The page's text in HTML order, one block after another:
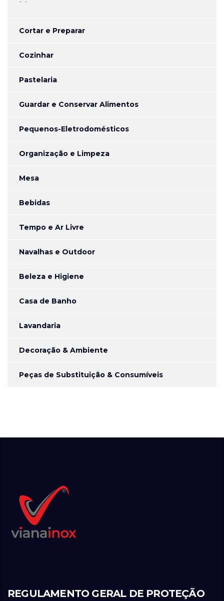
Cortar e Preparar
Cozinhar
Pastelaria
Guardar e Conservar Alimentos
Pequenos-Eletrodomésticos
Organização e Limpeza
Mesa
Bebidas
Tempo e Ar Livre
Navalhas e Outdoor
Beleza e Higiene
Casa de Banho
Lavandaria
Decoração & Ambiente
Peças de Substituição & Consumíveis
REGULAMENTO GERAL DE PROTEÇÃO